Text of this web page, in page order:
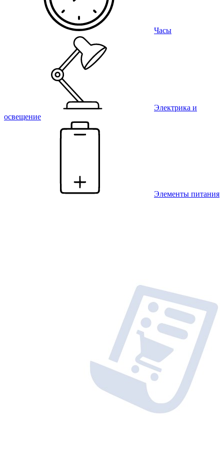
Часы
Электрика и
освещение
Элементы питания